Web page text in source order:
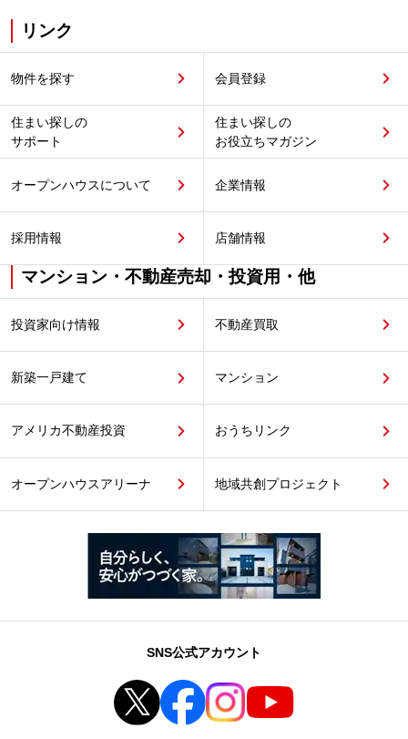
リンク
物件を探す 会員登録
住まい探しの
サポート
住まい探しの
お役立ちマガジン
オープンハウスについて 企業情報
採用情報 店舗情報
マンション・不動産売却・投資用・他
投資家向け情報 不動産買取
新築一戸建て マンション
アメリカ不動産投資 おうちリンク
オープンハウスアリーナ 地域共創プロジェクト
SNS公式アカウント